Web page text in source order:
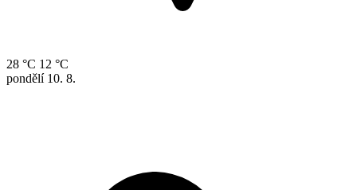
28 °C 12 °C
pondělí 10. 8.